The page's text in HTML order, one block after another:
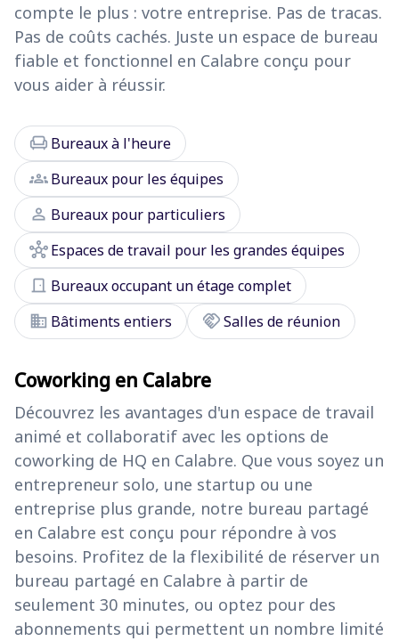
compte le plus : votre entreprise. Pas de tracas.
Pas de coûts cachés. Juste un espace de bureau
fiable et fonctionnel en Calabre conçu pour
vous aider à réussir.
chair Bureaux à l'heure
groupsBureaux pour les équipes
person Bureaux pour particuliers
hubEspaces de travail pour les grandes équipes
door_front Bureaux occupant un étage complet
domain Bâtiments entiers handshakeSalles de réunion
Coworking en Calabre
Découvrez les avantages d'un espace de travail
animé et collaboratif avec les options de
coworking de HQ en Calabre. Que vous soyez un
entrepreneur solo, une startup ou une
entreprise plus grande, notre bureau partagé
en Calabre est conçu pour répondre à vos
besoins. Profitez de la flexibilité de réserver un
bureau partagé en Calabre à partir de
seulement 30 minutes, ou optez pour des
abonnements qui permettent un nombre limité